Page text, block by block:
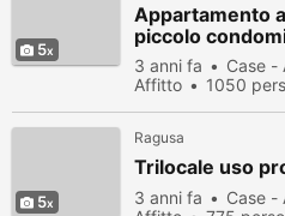
5
Appartamento
piccolo
3 anni fa
Case -
Affitto
1050
5
Ragusa
Trilocale uso
3 anni fa
Case -